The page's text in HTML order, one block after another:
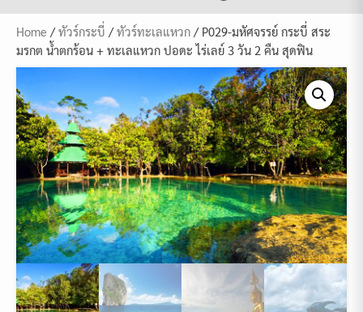
Home /ทัวร์กระบี่ /ทัวร์ทะเลแหวก / P029-มหัศจรรย์ กระบี่ สระ
มรกต น้ำตกร้อน + ทะเลแหวก ปอดะ ไร่เลย์ 3 วัน 2 คืน สุดฟิน